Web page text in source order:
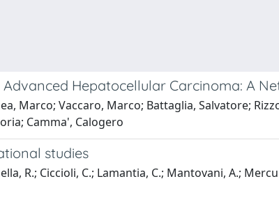
Hepatocellular Carcinoma: A
Marco; Vaccaro, Marco; Battaglia, Salvatore;
Camma', Calogero
studies
R.; Ciccioli, C.; Lamantia, C.; Mantovani, A.;